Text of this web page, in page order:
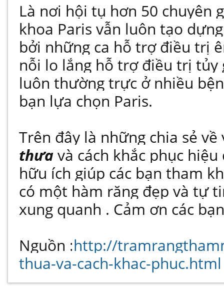
Là nơi hội tụ hơn 50 chuyên
khoa Paris vẫn luôn tạo
bởi những ca hỗ trợ điều trị
nỗi lo lắng hỗ trợ điều trị tủy
luôn thường trực ở nhiều
bạn lựa chọn Paris.
Trên đây là những chia sẻ về
thưavà cách khắc phục
hữu ích giúp các bạn tham
có một hàm răng đẹp và tự
xung quanh . Cảm ơn các
Nguồn :http://
thua-va-cach-khac-phuc.html